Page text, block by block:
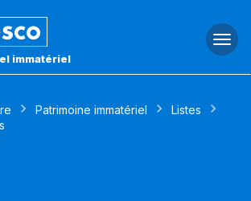
immatériel
Patrimoine immatériel
Listes